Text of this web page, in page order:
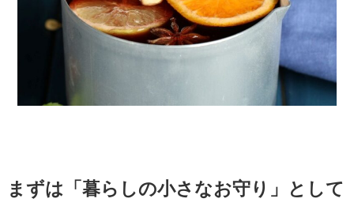
まずは「暮らしの小さなお守り」として